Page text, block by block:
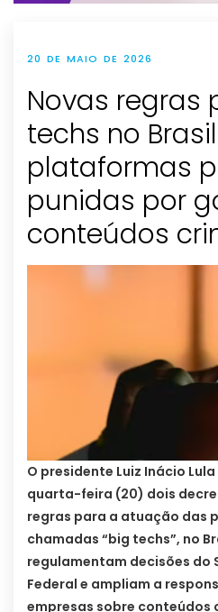
20 DE MAIO DE 2026
Novas regras
techs no
plataformas
punidas por
conteúdos
O presidente Luiz Inácio
quarta-feira (20) dois
regras para a atuação das
chamadas “big techs”, no
regulamentam decisões do
Federal e ampliam a
empresas sobre conteúdos